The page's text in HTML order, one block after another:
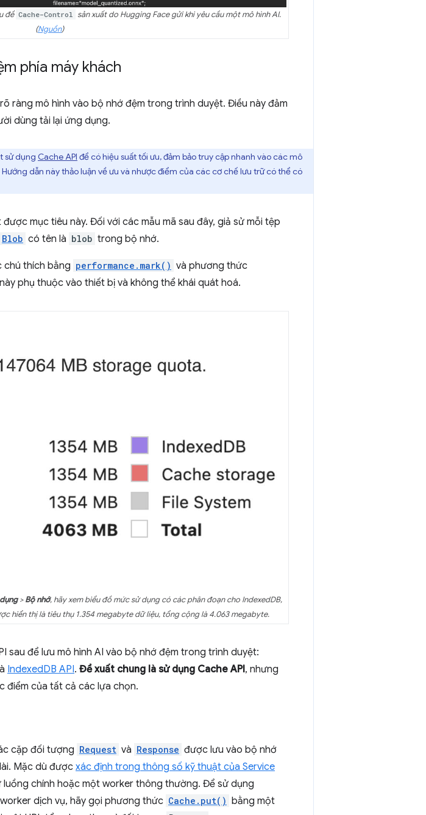
đề Cache-Control sản xuất do Hugging Face gửi khi yêu cầu một mô hình AI.
(Nguồn)
phía máy khách
ràng mô hình vào bộ nhớ đệm trong trình duyệt. Điều này đảm
dùng tải lại ứng dụng.
sử dụng Cache API để có hiệu suất tối ưu, đảm bảo truy cập nhanh vào các mô
dẫn này thảo luận về ưu và nhược điểm của các cơ chế lưu trữ có thể có
mục tiêu này. Đối với các mẫu mã sau đây, giả sử mỗi tệp
Blob có tên là blob trong bộ nhớ.
chú thích bằng performance.mark() và phương thức
phụ thuộc vào thiết bị và không thể khái quát hoá.
>Bộ nhớ, hãy xem biểu đồ mức sử dụng có các phân đoạn cho IndexedDB,
hiển thị là tiêu thụ 1.354 megabyte dữ liệu, tổng cộng là 4.063 megabyte.
sau để lưu mô hình AI vào bộ nhớ đệm trong trình duyệt:
IndexedDB API. Đề xuất chung là sử dụng Cache API, nhưng
điểm của tất cả các lựa chọn.
cặp đối tượng Request và Response được lưu vào bộ nhớ
Mặc dù đượcxác định trong thông số kỹ thuật của Service
luồng chính hoặc một worker thông thường. Để sử dụng
dịch vụ, hãy gọi phương thức Cache.put() bằng một